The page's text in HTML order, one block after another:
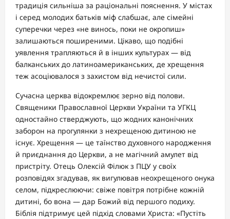
традиція сильніша за раціональні пояснення. У містах
і серед молодих батьків міф слабшає, але сімейні
суперечки через «не винось, поки не окропиш»
залишаються поширеними. Цікаво, що подібні
уявлення трапляються й в інших культурах — від
балканських до латиноамериканських, де хрещення
теж асоціювалося з захистом від нечистої сили.
Сучасна церква відокремлює зерно від полови.
Священики Православної Церкви України та УГКЦ
одностайно стверджують, що жодних канонічних
заборон на прогулянки з нехрещеною дитиною не
існує. Хрещення — це таїнство духовного народження
й приєднання до Церкви, а не магічний амулет від
пристріту. Отець Олексій Філюк з ПЦУ у своїх
розповідях згадував, як вигулював неохрещеного онука
селом, підкреслюючи: свіже повітря потрібне кожній
дитині, бо вона — дар Божий від першого подиху.
Біблія підтримує цей підхід словами Христа: «Пустіть